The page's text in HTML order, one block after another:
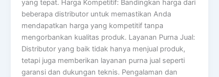
yang tepat. Harga Kompetitif: Bandingkan harga dari
beberapa distributor untuk memastikan Anda
mendapatkan harga yang kompetitif tanpa
mengorbankan kualitas produk. Layanan Purna Jual:
Distributor yang baik tidak hanya menjual produk,
tetapi juga memberikan layanan purna jual seperti
garansi dan dukungan teknis. Pengalaman dan